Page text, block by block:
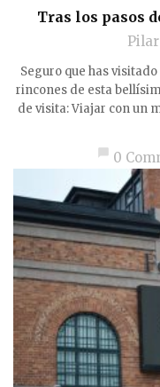
Tras los pasos
Seguro que has
rincones de esta
de visita: Viajar con un
chat_bubble 0